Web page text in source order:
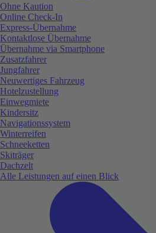
Ohne Kaution
Online Check-In
Express-Übernahme
Kontaktlose Übernahme
Übernahme via Smartphone
Zusatzfahrer
Jungfahrer
Neuwertiges Fahrzeug
Hotelzustellung
Einwegmiete
Kindersitz
Navigationssystem
Winterreifen
Schneeketten
Skiträger
Dachzelt
Alle Leistungen auf einen Blick